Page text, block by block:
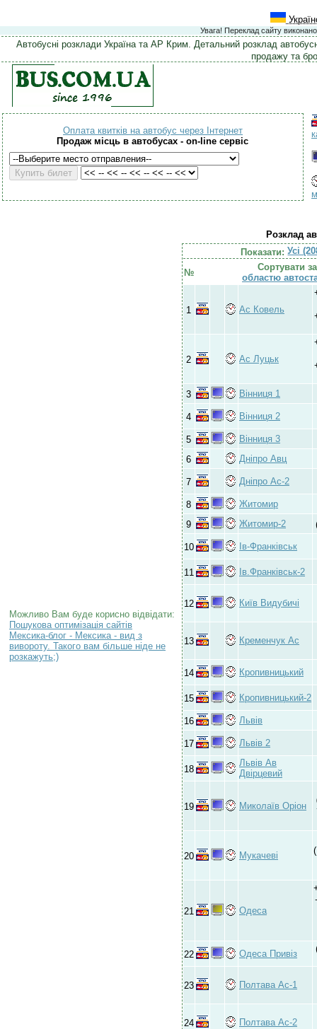
Увага! Переклад сайту
Автобусні розклади Україна та АР Крим. Детальний розклад
продажу та
Оплата квитків на автобус через Інтернет
Продаж місць в автобусах - on-line сервіс
Можливо Вам буде корисно відвідати:
Пошукова оптимізація сайтів
Мексика-блог - Мексика - вид з
вивороту. Такого вам більше ніде не
розкажуть;)
Розклад
Показати:Усі
№
Сортувати
областю
1 Ас Ковель
2 Ас Луцьк
3 Вінниця 1
4 Вінниця 2
5
Вінниця 3
6
Дніпро Авц
7 Дніпро Ас-2
8
Житомир
9
Житомир-2
10 Ів-Франківськ
11 Ів.Франківськ-2
12 Київ Видубичі
13 Кременчук Ас
14 Кропивницький
15 Кропивницький-2
16 Львів
17 Львів 2
18
Львів Ав
Двірцевий
19 Миколаїв Оріон
20 Мукачеві
21 Одеса
22 Одеса Привіз
23 Полтава Ас-1
24 Полтава Ас-2